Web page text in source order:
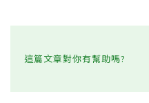
這篇文章對你有幫助嗎?